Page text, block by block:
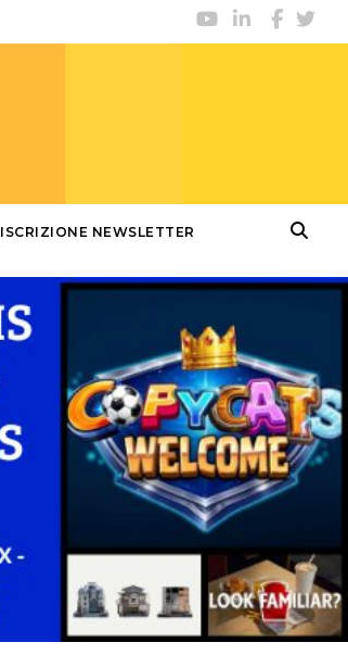
ISCRIZIONE NEWSLETTER